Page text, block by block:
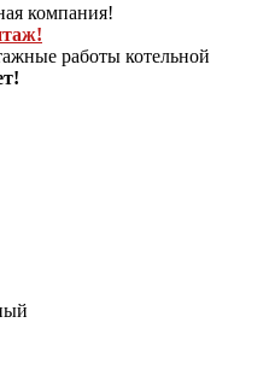
компания!
работы котельной